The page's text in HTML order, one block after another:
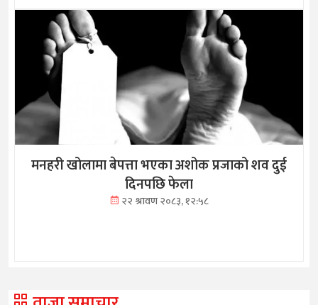
मनहरी खोलामा बेपत्ता भएका अशोक प्रजाको शव दुई
दिनपछि फेला
२२ श्रावण २०८३, १२:५८